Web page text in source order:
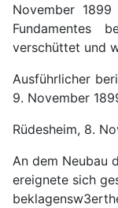
November
Fundamentes
verschüttet und
Ausführlicher
9. November
Rüdesheim, 8.
An dem Neubau
ereignete sich